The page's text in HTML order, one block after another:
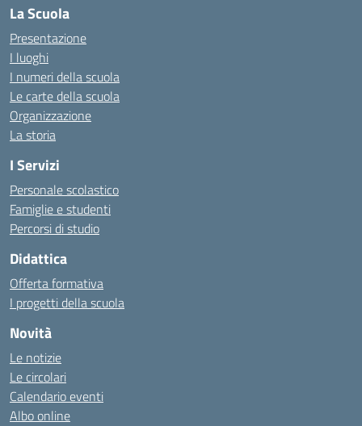
La Scuola
Presentazione
I luoghi
I numeri della scuola
Le carte della scuola
Organizzazione
La storia
I Servizi
Personale scolastico
Famiglie e studenti
Percorsi di studio
Didattica
Offerta formativa
I progetti della scuola
Novità
Le notizie
Le circolari
Calendario eventi
Albo online